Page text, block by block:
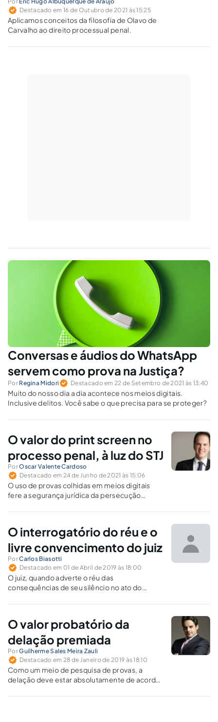
Destacado em 16 de Outubro de 2021 às 15:25
Aplicamos conceitos da filosofia de Olavo de
Carvalho ao direito processual penal.
Conversas e áudios do WhatsApp
servem como prova na Justiça?
Por Regina Midori Destacado em 22 de Setembro de 2021 às 13:40
Muito do nosso dia a dia acontece nos meios digitais.
Inclusive delitos. Você sabe o que precisa para se proteger?
O valor do print screen no
processo penal, à luz do STJ
PorOscar Valente Cardoso
Destacado em 24 de Junho de 2021 às 15:06
O uso de provas colhidas em meios digitais
fere a segurança jurídica da persecução
O interrogatório do réu e o
livre convencimento do juiz
PorCarlos Biasotti
Destacado em 01 de Abril de 2019 às 18:00
O juiz, quando adverte o réu das
consequências de seu silêncio no ato do
legitimamente dos interesses, mas, por igual,
O valor probatório da
delação premiada
PorGuilherme Sales Meira Zauli
Destacado em 28 de Janeiro de 2019 às 18:10
Como um meio de pesquisa de provas, a
delação deve estar absolutamente de acordo
considerada ilícita e, em razão dos princípios